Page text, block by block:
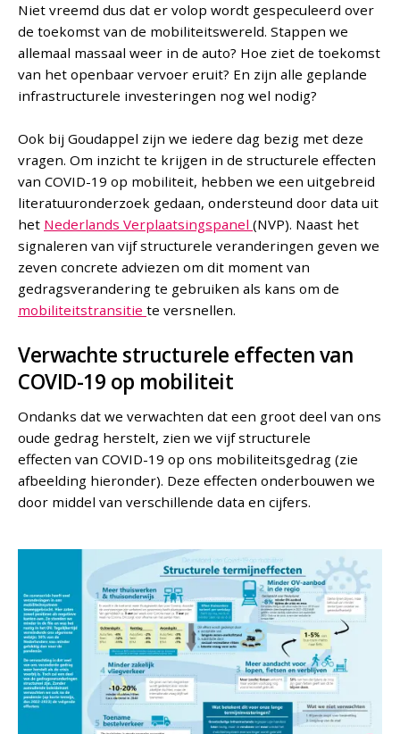
Niet vreemd dus dat er volop wordt gespeculeerd over
de toekomst van de mobiliteitswereld. Stappen we
allemaal massaal weer in de auto? Hoe ziet de toekomst
van het openbaar vervoer eruit? En zijn alle geplande
infrastructurele investeringen nog wel nodig?
Ook bij Goudappel zijn we iedere dag bezig met deze
vragen. Om inzicht te krijgen in de structurele effecten
van COVID-19 op mobiliteit, hebben we een uitgebreid
literatuuronderzoek gedaan, ondersteund door data uit
het Nederlands Verplaatsingspanel(NVP). Naast het
signaleren van vijf structurele veranderingen geven we
zeven concrete adviezen om dit moment van
gedragsverandering te gebruiken als kans om de
mobiliteitstransitiete versnellen.
Verwachte structurele effecten van
COVID-19 op mobiliteit
Ondanks dat we verwachten dat een groot deel van ons
oude gedrag herstelt, zien we vijf structurele
effecten van COVID-19 op ons mobiliteitsgedrag (zie
afbeelding hieronder). Deze effecten onderbouwen we
door middel van verschillende data en cijfers.